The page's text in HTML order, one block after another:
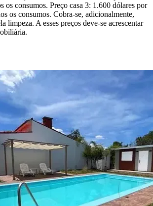
os consumos. Preço casa 3: 1.600 dólares por
os consumos. Cobra-se, adicionalmente,
limpeza. A esses preços deve-se acrescentar